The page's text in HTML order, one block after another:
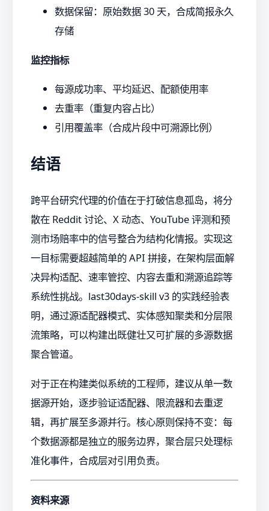
数据保留：原始数据 30 天，合成简报永久
存储
监控指标
每源成功率、平均延迟、配额使用率
去重率（重复内容占比）
引用覆盖率（合成片段中可溯源比例）
结语
跨平台研究代理的价值在于打破信息孤岛，将分
散在 Reddit 讨论、X 动态、YouTube 评测和预
测市场赔率中的信号整合为结构化情报。实现这
一目标需要超越简单的 API 拼接，在架构层面解
决异构适配、速率管控、内容去重和溯源追踪等
系统性挑战。last30days-skill v3 的实践经验表
明，通过源适配器模式、实体感知聚类和分层限
流策略，可以构建出既健壮又可扩展的多源数据
聚合管道。
对于正在构建类似系统的工程师，建议从单一数
据源开始，逐步验证适配器、限流器和去重逻
辑，再扩展至多源并行。核心原则保持不变：每
个数据源都是独立的服务边界，聚合层只处理标
准化事件，合成层对引用负责。
资料来源